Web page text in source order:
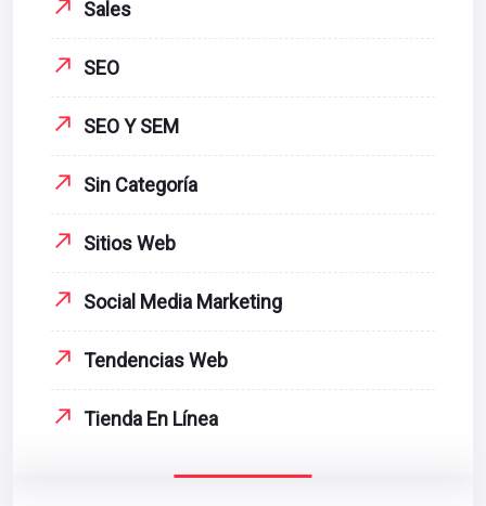
Sales
SEO
SEO Y SEM
Sin Categoría
Sitios Web
Social Media Marketing
Tendencias Web
Tienda En Línea